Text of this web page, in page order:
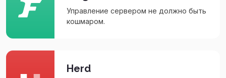
Управление сервером не должно быть
кошмаром.
Herd